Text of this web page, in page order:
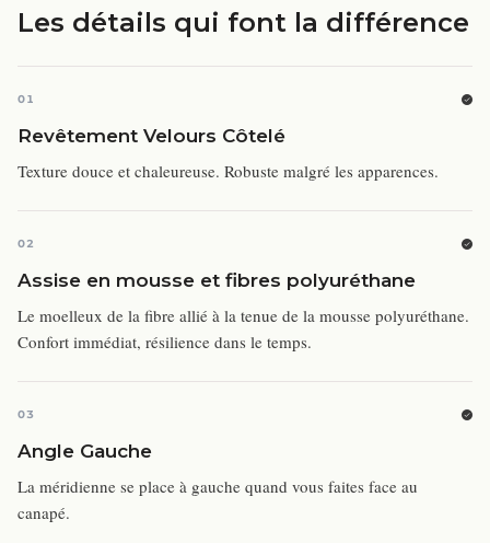
Les détails qui font la différence
01
Revêtement Velours Côtelé
Texture douce et chaleureuse. Robuste malgré les apparences.
02
Assise en mousse et fibres polyuréthane
Le moelleux de la fibre allié à la tenue de la mousse polyuréthane.
Confort immédiat, résilience dans le temps.
03
Angle Gauche
La méridienne se place à gauche quand vous faites face au
canapé.